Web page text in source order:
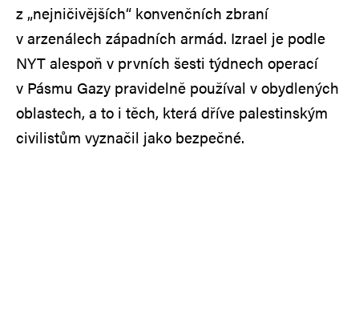
z „nejničivějších“ konvenčních zbraní
v arzenálech západních armád. Izrael je podle
NYT alespoň v prvních šesti týdnech operací
v Pásmu Gazy pravidelně používal v obydlených
oblastech, a to i těch, která dříve palestinským
civilistům vyznačil jako bezpečné.